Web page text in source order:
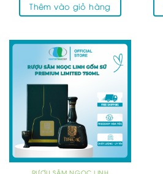
Thêm vào giỏ hàng
RƯỢU SÂM NGỌC LINH